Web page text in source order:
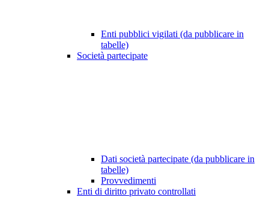
Enti pubblici vigilati (da pubblicare in
tabelle)
Società partecipate
Dati società partecipate (da pubblicare in
tabelle)
Provvedimenti
Enti di diritto privato controllati